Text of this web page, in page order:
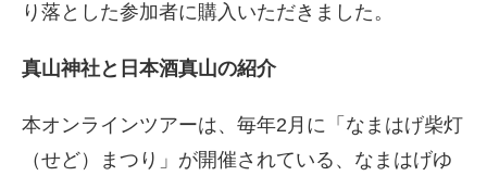
り落とした参加者に購入いただきました。
真山神社と日本酒真山の紹介
本オンラインツアーは、毎年2月に「なまはげ柴灯
（せど）まつり」が開催されている、なまはげゆ